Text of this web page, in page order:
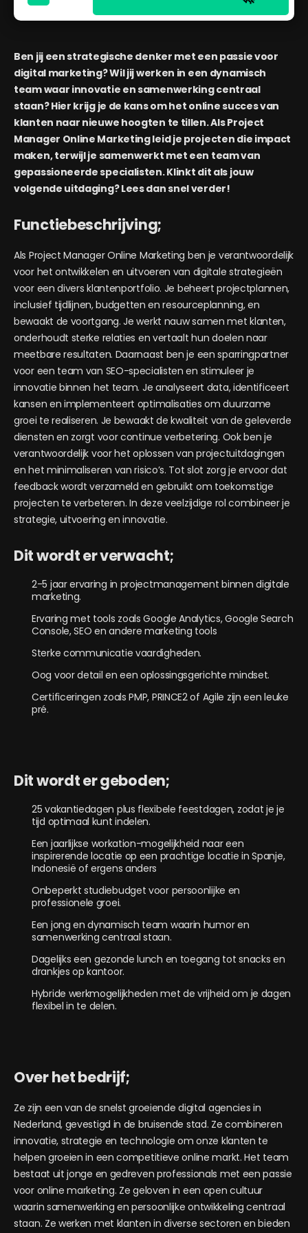
Ben jij een strategische denker met een passie voor
digital marketing? Wil jij werken in een dynamisch
team waar innovatie en samenwerking centraal
staan? Hier krijg je de kans om het online succes van
klanten naar nieuwe hoogten te tillen. Als Project
Manager Online Marketing leid je projecten die impact
maken, terwijl je samenwerkt met een team van
gepassioneerde specialisten. Klinkt dit als jouw
volgende uitdaging? Lees dan snel verder!
Functiebeschrijving;
Als Project Manager Online Marketing ben je verantwoordelijk
voor het ontwikkelen en uitvoeren van digitale strategieën
voor een divers klantenportfolio. Je beheert projectplannen,
inclusief tijdlijnen, budgetten en resourceplanning, en
bewaakt de voortgang. Je werkt nauw samen met klanten,
onderhoudt sterke relaties en vertaalt hun doelen naar
meetbare resultaten. Daarnaast ben je een sparringpartner
voor een team van SEO-specialisten en stimuleer je
innovatie binnen het team. Je analyseert data, identificeert
kansen en implementeert optimalisaties om duurzame
groei te realiseren. Je bewaakt de kwaliteit van de geleverde
diensten en zorgt voor continue verbetering. Ook ben je
verantwoordelijk voor het oplossen van projectuitdagingen
en het minimaliseren van risico’s. Tot slot zorg je ervoor dat
feedback wordt verzameld en gebruikt om toekomstige
projecten te verbeteren. In deze veelzijdige rol combineer je
strategie, uitvoering en innovatie.
Dit wordt er verwacht;
2-5 jaar ervaring in projectmanagement binnen digitale
marketing.
Ervaring met tools zoals Google Analytics, Google Search
Console, SEO en andere marketing tools
Sterke communicatie vaardigheden.
Oog voor detail en een oplossingsgerichte mindset.
Certificeringen zoals PMP, PRINCE2 of Agile zijn een leuke
pré.
Dit wordt er geboden;
25 vakantiedagen plus flexibele feestdagen, zodat je je
tijd optimaal kunt indelen.
Een jaarlijkse workation-mogelijkheid naar een
inspirerende locatie op een prachtige locatie in Spanje,
Indonesië of ergens anders
Onbeperkt studiebudget voor persoonlijke en
professionele groei.
Een jong en dynamisch team waarin humor en
samenwerking centraal staan.
Dagelijks een gezonde lunch en toegang tot snacks en
drankjes op kantoor.
Hybride werkmogelijkheden met de vrijheid om je dagen
flexibel in te delen.
Over het bedrijf;
Ze zijn een van de snelst groeiende digital agencies in
Nederland, gevestigd in de bruisende stad. Ze combineren
innovatie, strategie en technologie om onze klanten te
helpen groeien in een competitieve online markt. Het team
bestaat uit jonge en gedreven professionals met een passie
voor online marketing. Ze geloven in een open cultuur
waarin samenwerking en persoonlijke ontwikkeling centraal
staan. Ze werken met klanten in diverse sectoren en bieden